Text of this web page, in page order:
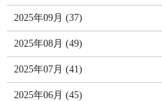
2025年09月 (37)
2025年08月 (49)
2025年07月 (41)
2025年06月 (45)